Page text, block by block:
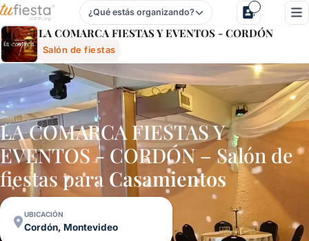
La Comarca Fiestas Y Eventos - CordÓn - Salón De
¿Qué estás organizando?
LA COMARCA FIESTAS Y EVENTOS - CORDÓN
Salón de fiestas
LA COMARCA FIESTAS Y
EVENTOS - CORDÓN – Salón de
fiestas para Casamientos
UBICACIÓN
Cordón, Montevideo